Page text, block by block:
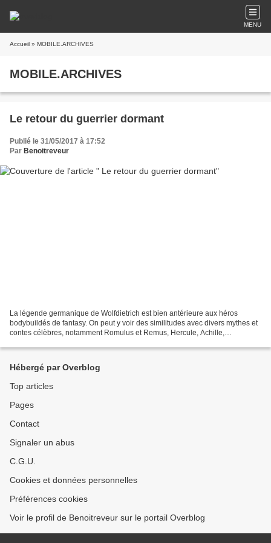
MENU
Accueil » MOBILE.ARCHIVES
MOBILE.ARCHIVES
Le retour du guerrier dormant
Publié le 31/05/2017 à 17:52
Par Benoitreveur
La légende germanique de Wolfdietrich est bien antérieure aux héros
bodybuildés de fantasy. On peut y voir des similitudes avec divers mythes et
contes célèbres, notamment Romulus et Remus, Hercule, Achille,
Hébergé par Overblog
Top articles
Pages
Contact
Signaler un abus
C.G.U.
Cookies et données personnelles
Préférences cookies
Voir le profil de Benoitreveur sur le portail Overblog